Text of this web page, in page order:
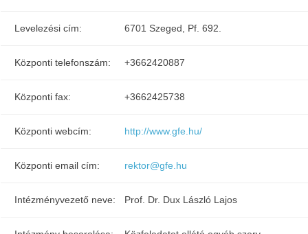
Levelezési cím: 6701 Szeged, Pf. 692.
Központi telefonszám: +3662420887
Központi fax: +3662425738
Központi webcím: http://www.gfe.hu/
Központi email cím: rektor@gfe.hu
Intézményvezető neve: Prof. Dr. Dux László Lajos